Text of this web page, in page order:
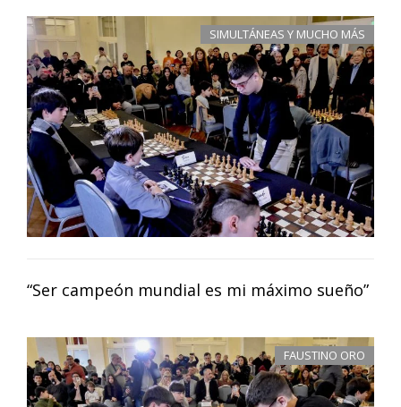
SIMULTÁNEAS Y MUCHO MÁS
“Ser campeón mundial es mi máximo sueño”
FAUSTINO ORO